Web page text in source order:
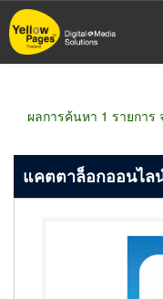
ข้าม
ไป
ผลการค้นหา 1 รายการ
แคตตาล็อกออนไล